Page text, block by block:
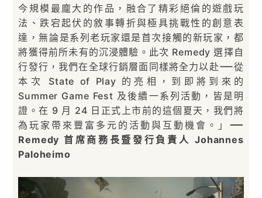
今規模最龐⼤的作品，融合了精彩絕倫的遊戲玩
法、跌宕起伏的敘事轉折與極具挑戰性的創意表
達，無論是系列⽼玩家還是⾸次接觸的新玩家，都
將獲得前所未有的沉浸體驗。此次 Remedy 選擇⾃
⾏發⾏，我們在全球⾏銷層⾯同樣將全⼒以赴⸺從
本次 State of Play 的亮相，到即將到來的
Summer Game Fest 及後續⼀系列活動，皆是明
證。在 9 ⽉ 24 ⽇正式上市前的這個夏天，我們將
為玩家帶來豐富多元的活動與互動機會。」 ⸺
Remedy ⾸席商務⻑暨發⾏負責⼈
Johannes
Paloheimo